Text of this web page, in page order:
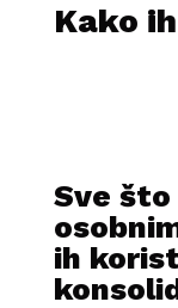
Kako
Sve
ih